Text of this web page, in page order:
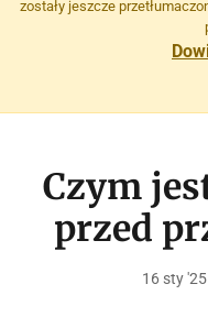
zostały jeszcze
Czym
przed
16 sty